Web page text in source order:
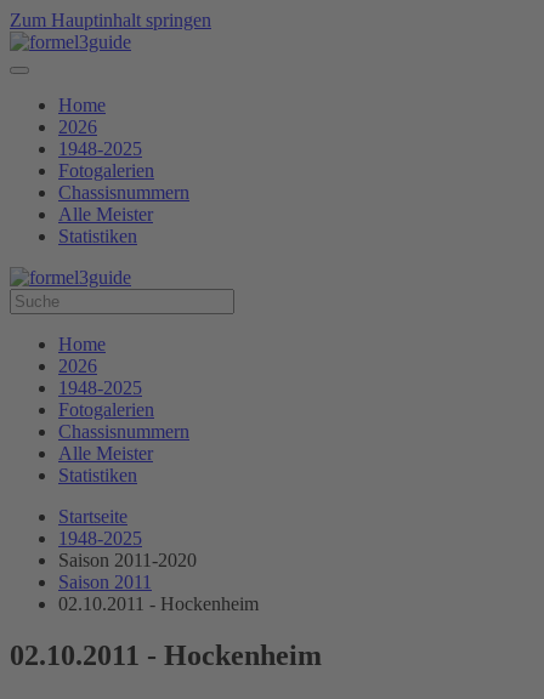
Zum Hauptinhalt springen
Home
2026
1948-2025
Fotogalerien
Chassisnummern
Alle Meister
Statistiken
Home
2026
1948-2025
Fotogalerien
Chassisnummern
Alle Meister
Statistiken
Startseite
1948-2025
Saison 2011-2020
Saison 2011
02.10.2011 - Hockenheim
02.10.2011 - Hockenheim